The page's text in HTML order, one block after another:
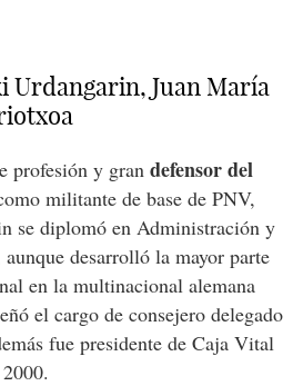
Urdangarin, Juan María
profesión y gran defensor del
militante de base de PNV,
se diplomó en Administración y
desarrolló la mayor parte
en la multinacional alemana
el cargo de consejero delegado
fue presidente de Caja Vital